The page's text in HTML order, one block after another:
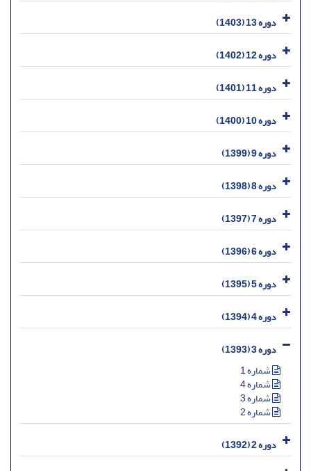
دوره 13 (1403)
دوره 12 (1402)
دوره 11 (1401)
دوره 10 (1400)
دوره 9 (1399)
دوره 8 (1398)
دوره 7 (1397)
دوره 6 (1396)
دوره 5 (1395)
دوره 4 (1394)
دوره 3 (1393)
شماره 1
شماره 4
شماره 3
شماره 2
دوره 2 (1392)